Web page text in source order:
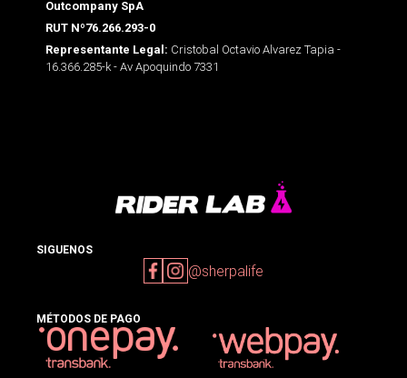
Outcompany SpA
RUT Nº76.266.293-0
Representante Legal: Cristobal Octavio Alvarez Tapia -
16.366.285-k - Av Apoquindo 7331
SIGUENOS
@sherpalife
MÉTODOS DE PAGO